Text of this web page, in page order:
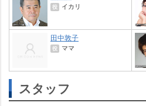
役 イカリ
田中敦子
役 ママ
スタッフ